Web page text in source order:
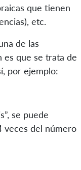
que tienen
etc.
de las
es que se trata de
por ejemplo:
se puede
veces del número